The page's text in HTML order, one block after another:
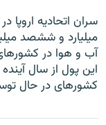
گزارش‌های ویدئویی
English
به ما بپیوندید
سران اتحادیه
میلیارد و ششصد
آب و هوا در
این پول از سال
کشورهای در حال